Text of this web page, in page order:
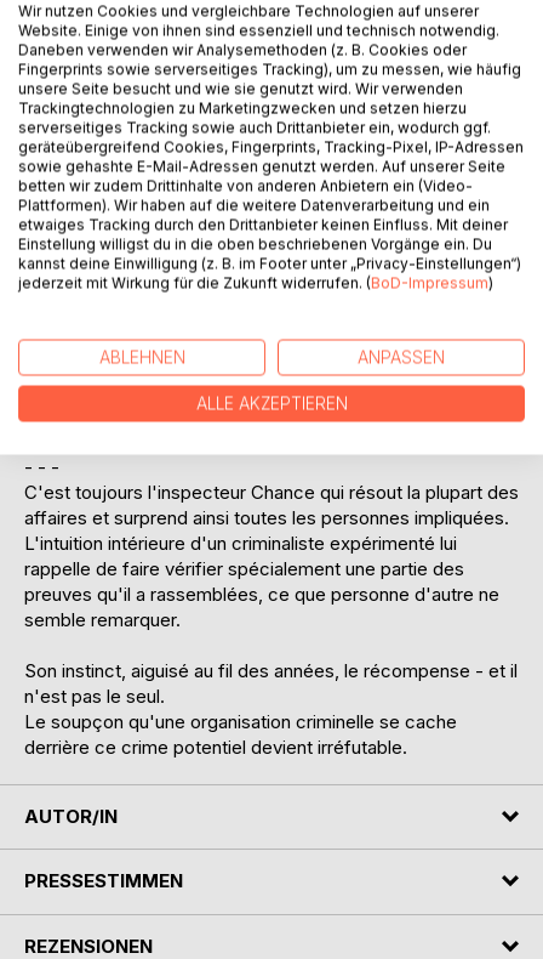
L'euro est le moyen de paiement le plus sûr au monde
contre la contrefaçon - c'est ce qu'annoncent les médias
polis à leurs lecteurs européens naïfs. Ce marketing
optimal de plusieurs gouvernements aide tous ceux qui,
avec de l'esprit et suffisamment de charme criminel,
parviennent à tenir compte secrètement de ce message
publicitaire et à dissiper ainsi tout doute quant à l'existence
d'un défaut dans le message en question.
L'histoire fictive présentée ici a pourtant des racines bien
réelles, comme peut l'imaginer quiconque entre dans
l'univers mental de ce roman et tente de caractériser
criminels.
On peut supposer avec une probabilité proche de la
certitude que toutes les déclarations à caractère politique
ne seront jamais vraies...
- - -
C'est toujours l'inspecteur Chance qui résout la plupart des
affaires et surprend ainsi toutes les personnes impliquées.
L'intuition intérieure d'un criminaliste expérimenté lui
rappelle de faire vérifier spécialement une partie des
preuves qu'il a rassemblées, ce que personne d'autre ne
semble remarquer.
Son instinct, aiguisé au fil des années, le récompense - et il
n'est pas le seul.
Le soupçon qu'une organisation criminelle se cache
derrière ce crime potentiel devient irréfutable.
AUTOR/IN
PRESSESTIMMEN
REZENSIONEN
Wir nutzen Cookies und vergleichbare Technologien auf unserer
Website. Einige von ihnen sind essenziell und technisch notwendig.
Daneben verwenden wir Analysemethoden (z. B. Cookies oder
Fingerprints sowie serverseitiges Tracking), um zu messen, wie häufig
unsere Seite besucht und wie sie genutzt wird. Wir verwenden
Trackingtechnologien zu Marketingzwecken und setzen hierzu
serverseitiges Tracking sowie auch Drittanbieter ein, wodurch ggf.
geräteübergreifend Cookies, Fingerprints, Tracking-Pixel, IP-Adressen
sowie gehashte E-Mail-Adressen genutzt werden. Auf unserer Seite
betten wir zudem Drittinhalte von anderen Anbietern ein (Video-
Plattformen). Wir haben auf die weitere Datenverarbeitung und ein
etwaiges Tracking durch den Drittanbieter keinen Einfluss. Mit deiner
Einstellung willigst du in die oben beschriebenen Vorgänge ein. Du
kannst deine Einwilligung (z. B. im Footer unter „Privacy-Einstellungen“)
jederzeit mit Wirkung für die Zukunft widerrufen. (BoD-Impressum)
ABLEHNEN ANPASSEN
ALLE AKZEPTIEREN